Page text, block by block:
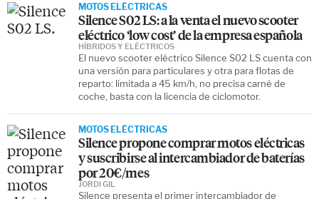
MOTOS ELÉCTRICAS
Silence S02 LS: a la venta el nuevo scooter
eléctrico ‘low cost’ de la empresa española
El nuevo scooter eléctrico Silence S02 LS cuenta con
una versión para particulares y otra para flotas de
reparto: limitada a 45 km/h, no precisa carné de
coche, basta con la licencia de ciclomotor.
HÍBRIDOS Y ELÉCTRICOS
MOTOS ELÉCTRICAS
Silence propone comprar motos eléctricas
y suscribirse al intercambiador de baterías
por 20€/mes
Silence presenta el primer intercambiador de
JORDI GIL